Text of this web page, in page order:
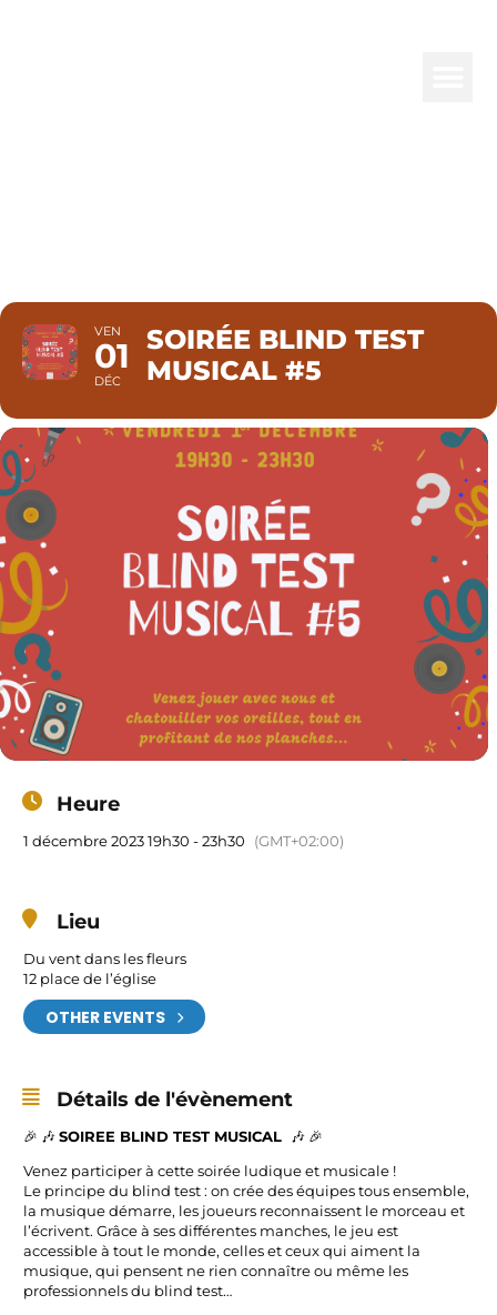
VEN
01
DÉC
SOIRÉE BLIND TEST
MUSICAL #5
Heure
1 décembre 2023 19h30 - 23h30 (GMT+02:00)
Lieu
Du vent dans les fleurs
12 place de l’église
OTHER EVENTS
Détails de l'évènement
🎉 🎶SOIREE BLIND TEST MUSICAL
🎶 🎉
Venez participer à cette soirée ludique et musicale !
Le principe du blind test : on crée des équipes tous ensemble,
la musique démarre, les joueurs reconnaissent le morceau et
l’écrivent. Grâce à ses différentes manches, le jeu est
accessible à tout le monde, celles et ceux qui aiment la
musique, qui pensent ne rien connaître ou même les
professionnels du blind test…